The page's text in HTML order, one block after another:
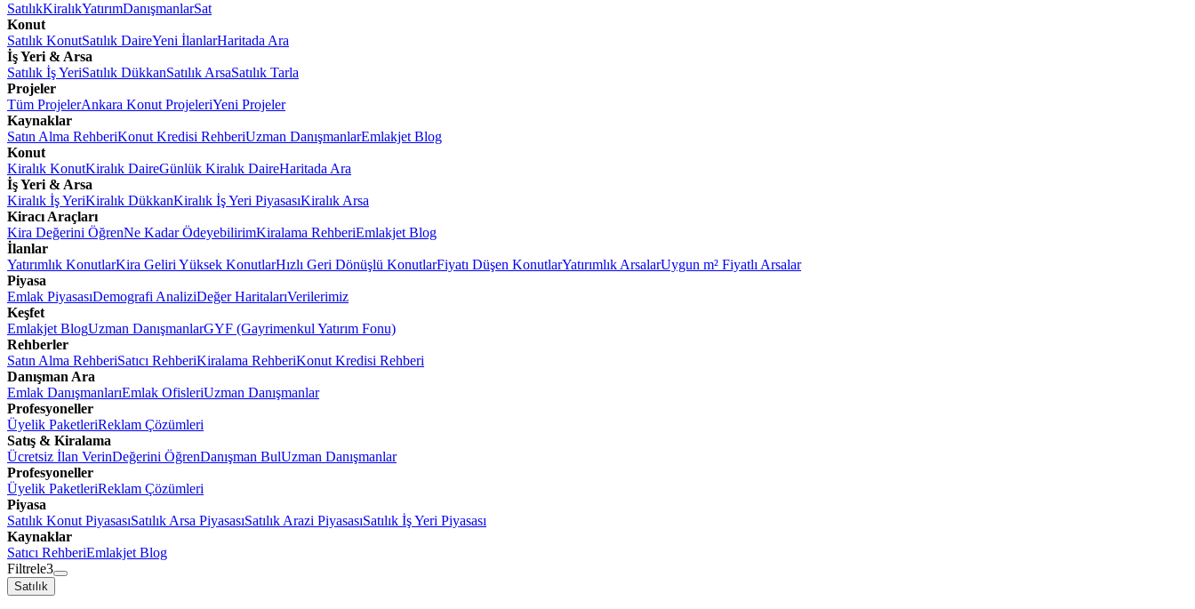
SatılıkKiralıkYatırımDanışmanlarSat
Konut
Satılık KonutSatılık DaireYeni İlanlarHaritada Ara
İş Yeri & Arsa
Satılık İş YeriSatılık DükkanSatılık ArsaSatılık Tarla
Projeler
Tüm ProjelerAnkara Konut ProjeleriYeni Projeler
Kaynaklar
Satın Alma RehberiKonut Kredisi RehberiUzman DanışmanlarEmlakjet Blog
Konut
Kiralık KonutKiralık DaireGünlük Kiralık DaireHaritada Ara
İş Yeri & Arsa
Kiralık İş YeriKiralık DükkanKiralık İş Yeri PiyasasıKiralık Arsa
Kiracı Araçları
Kira Değerini ÖğrenNe Kadar ÖdeyebilirimKiralama RehberiEmlakjet Blog
İlanlar
Yatırımlık KonutlarKira Geliri Yüksek KonutlarHızlı Geri Dönüşlü KonutlarFiyatı Düşen KonutlarYatırımlık ArsalarUygun m² Fiyatlı Arsalar
Piyasa
Emlak PiyasasıDemografi AnaliziDeğer HaritalarıVerilerimiz
Keşfet
Emlakjet BlogUzman DanışmanlarGYF (Gayrimenkul Yatırım Fonu)
Rehberler
Satın Alma RehberiSatıcı RehberiKiralama RehberiKonut Kredisi Rehberi
Danışman Ara
Emlak DanışmanlarıEmlak OfisleriUzman Danışmanlar
Profesyoneller
Üyelik PaketleriReklam Çözümleri
Satış & Kiralama
Ücretsiz İlan VerinDeğerini ÖğrenDanışman BulUzman Danışmanlar
Profesyoneller
Üyelik PaketleriReklam Çözümleri
Piyasa
Satılık Konut PiyasasıSatılık Arsa PiyasasıSatılık Arazi PiyasasıSatılık İş Yeri Piyasası
Kaynaklar
Satıcı RehberiEmlakjet Blog
Filtrele3
Satılık